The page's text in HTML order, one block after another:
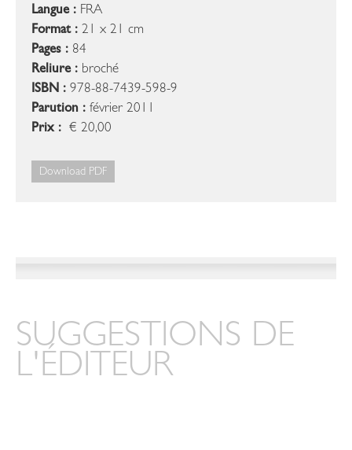
Langue : FRA
Format : 21 x 21 cm
Pages : 84
Reliure : broché
ISBN : 978-88-7439-598-9
Parution : février 2011
Prix : € 20,00
Download PDF
SUGGESTIONS DE
L'ÉDITEUR